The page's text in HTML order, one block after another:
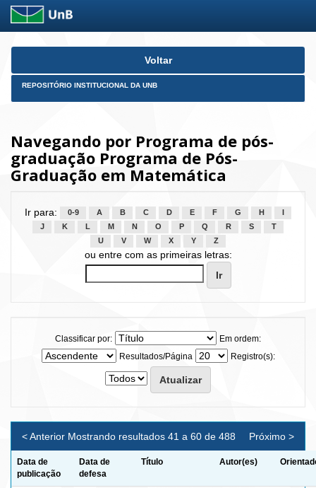
Skip
Voltar
REPOSITÓRIO INSTITUCIONAL DA UNB
Navegando por Programa de pós-
graduação Programa de Pós-
Graduação em Matemática
Ir para: 0-9 A B C D E F G H
J
K L M N O P Q R S
T
U
V W X Y Z
ou entre com as primeiras letras:
Classificar por:
Em ordem:
Resultados/Página
Registro(s):
Mostrando resultados 41 a 60 de 488
< Anterior Próximo >
Data de
publicação
Data de
defesa
Título Autor(es)